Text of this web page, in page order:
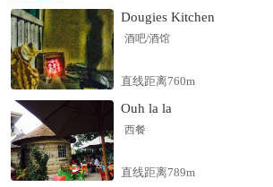
Dougies Kitchen
酒吧/酒馆
直线距离760m
Ouh la la
西餐
直线距离789m